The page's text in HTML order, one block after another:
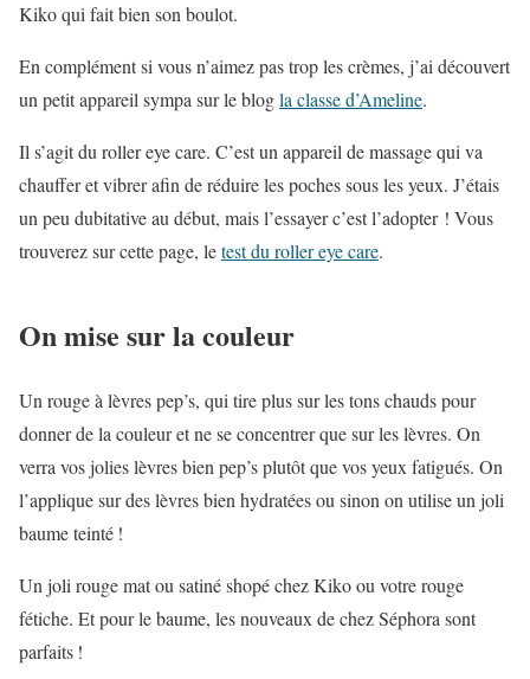
Kiko qui fait bien son boulot.
En complément si vous n’aimez pas trop les crèmes, j’ai découvert
un petit appareil sympa sur le blogla classe d’Ameline.
Il s’agit du roller eye care. C’est un appareil de massage qui va
chauffer et vibrer afin de réduire les poches sous les yeux. J’étais
un peu dubitative au début, mais l’essayer c’est l’adopter ! Vous
trouverez sur cette page, letest du roller eye care.
On mise sur la couleur
Un rouge à lèvres pep’s, qui tire plus sur les tons chauds pour
donner de la couleur et ne se concentrer que sur les lèvres. On
verra vos jolies lèvres bien pep’s plutôt que vos yeux fatigués. On
l’applique sur des lèvres bien hydratées ou sinon on utilise un joli
baume teinté !
Un joli rouge mat ou satiné shopé chez Kiko ou votre rouge
fétiche. Et pour le baume, les nouveaux de chez Séphora sont
parfaits !